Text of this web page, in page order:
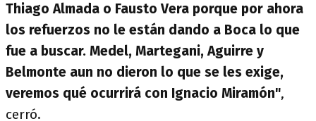
Thiago Almada o Fausto Vera porque por ahora
los refuerzos no le están dando a Boca lo que
fue a buscar. Medel, Martegani, Aguirre y
Belmonte aun no dieron lo que se les exige,
veremos qué ocurrirá con Ignacio Miramón",
cerró.